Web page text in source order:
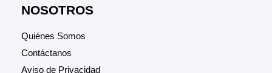
NOSOTROS
Quiénes Somos
Contáctanos
Aviso de Privacidad